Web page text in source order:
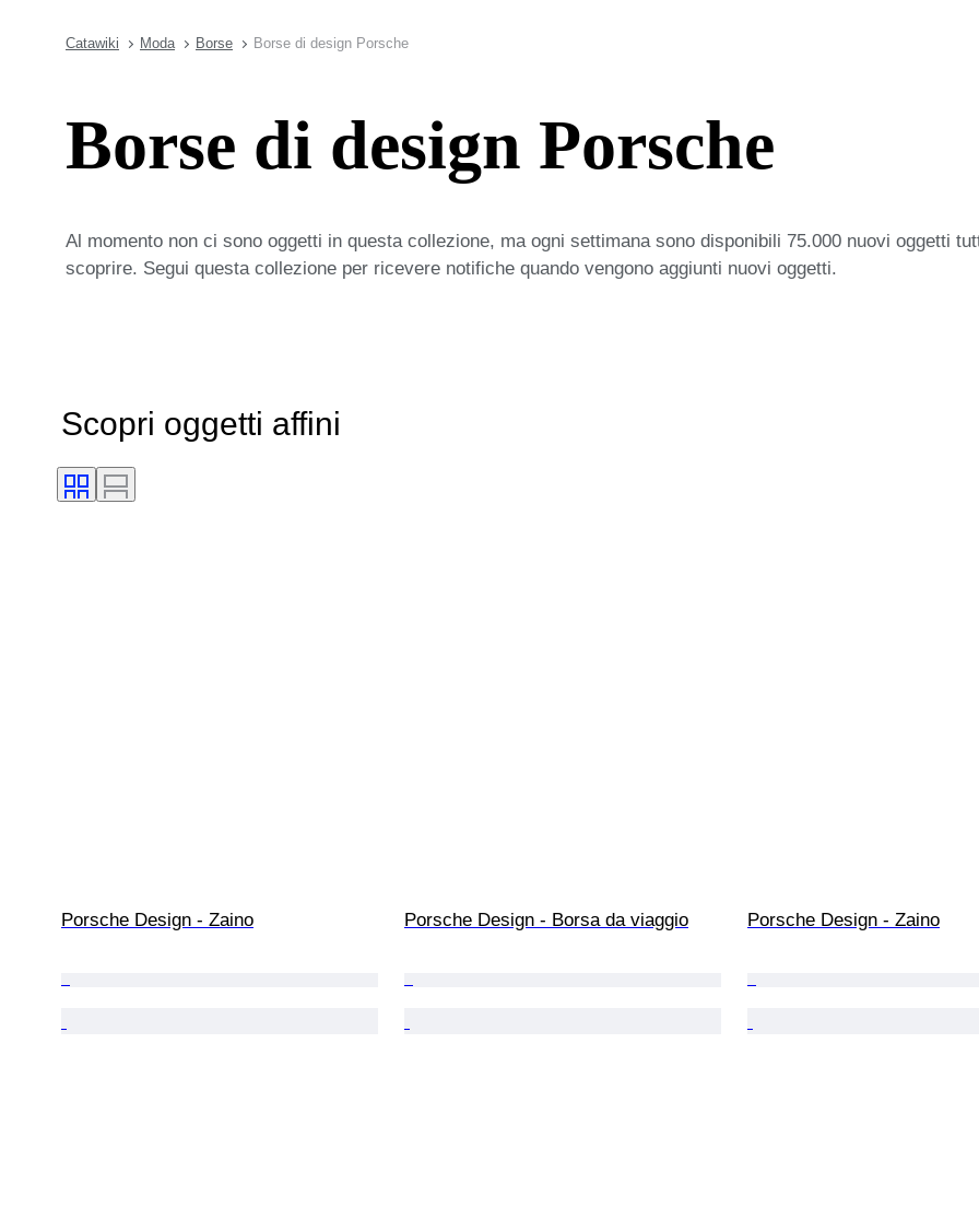
Catawiki Moda Borse Borse di design Porsche
Borse di design Porsche
Al momento non ci sono oggetti in questa collezione, ma ogni settimana sono disponibili 75.000 nuovi oggetti
scoprire. Segui questa collezione per ricevere notifiche quando vengono aggiunti nuovi oggetti.
Scopri oggetti affini
Porsche Design - Zaino Porsche Design - Borsa da viaggio Porsche Design - Zaino